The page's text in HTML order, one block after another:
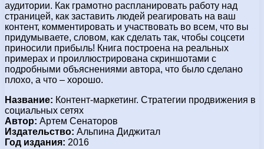
аудитории. Как грамотно распланировать работу над
страницей, как заставить людей реагировать на ваш
контент, комментировать и участвовать во всем, что вы
придумываете, словом, как сделать так, чтобы соцсети
приносили прибыль! Книга построена на реальных
примерах и проиллюстрирована скриншотами с
подробными объяснениями автора, что было сделано
плохо, а что – хорошо.
Название: Контент-маркетинг. Стратегии продвижения в
социальных сетях
Автор: Артем Сенаторов
Издательство: Альпина Диджитал
Год издания: 2016